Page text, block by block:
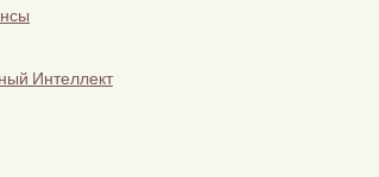
Интеллект